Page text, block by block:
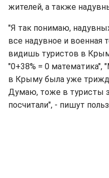
жителей, а также
"Я так понимаю,
все надувное и военная
видишь туристов в
"0+38% = 0 математика",
в Крыму была уже
Думаю, тоже в туристы
посчитали", - пишут